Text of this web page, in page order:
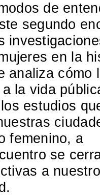
de
segundo
en la
analiza cómo
la vida
estudios
femenino, a
se
a nuestro